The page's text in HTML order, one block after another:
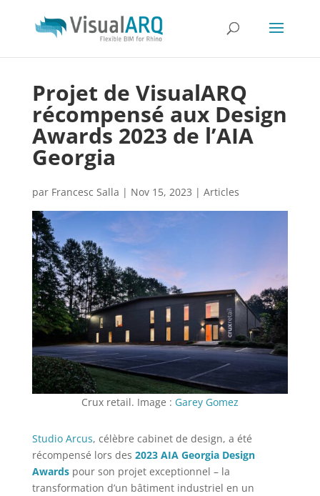
Projet de VisualARQ
récompensé aux Design
Awards 2023 de l’AIA
Georgia
par Francesc Salla | Nov 15, 2023 | Articles
Crux retail. Image : Garey Gomez
Studio Arcus, célèbre cabinet de design, a été
récompensé lors des 2023 AIA Georgia Design
Awards pour son projet exceptionnel – la
transformation d’un bâtiment industriel en un